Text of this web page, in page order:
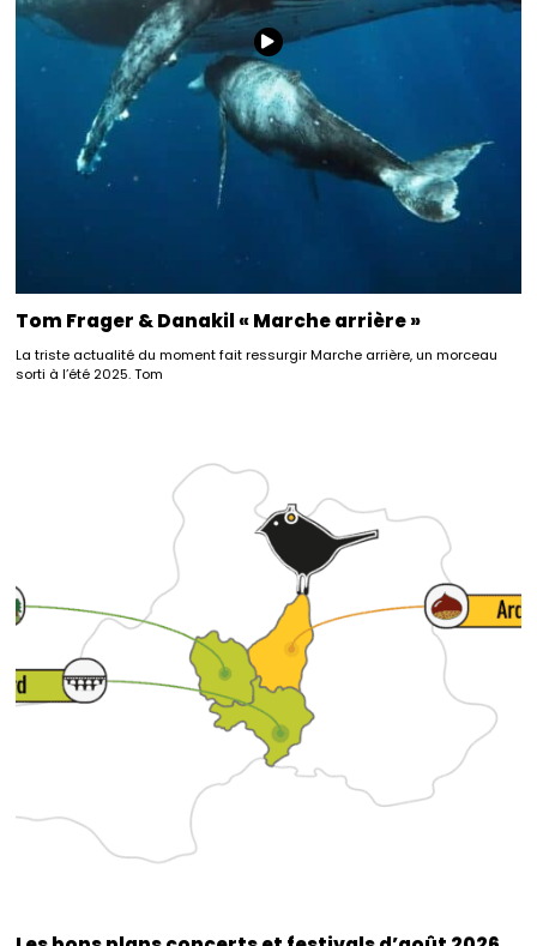
Tom Frager & Danakil « Marche arrière »
La triste actualité du moment fait ressurgir Marche arrière, un morceau
sorti à l’été 2025. Tom